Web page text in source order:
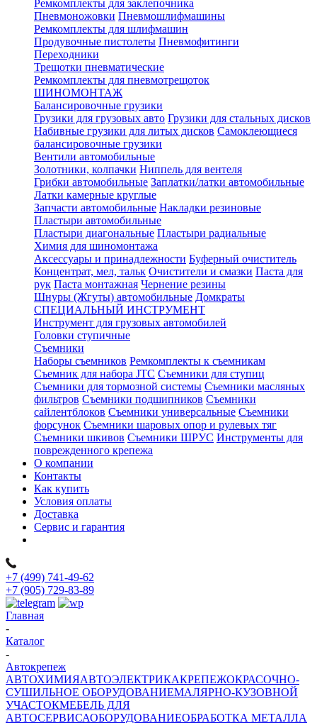
Ремкомплекты для заклепочника
Пневмоножовки Пневмошлифмашины
Ремкомплекты для шлифмашин
Продувочные пистолеты Пневмофитинги
Переходники
Трещотки пневматические
Ремкомплекты для пневмотрещоток
ШИНОМОНТАЖ
Балансировочные грузики
Грузики для грузовых авто Грузики для стальных дисков
Набивные грузики для литых дисков Самоклеющиеся
балансировочные грузики
Вентили автомобильные
Золотники, колпачки Ниппель для вентеля
Грибки автомобильные Заплатки/латки автомобильные
Латки камерные круглые
Запчасти автомобильные Накладки резиновые
Пластыри автомобильные
Пластыри диагональные Пластыри радиальные
Химия для шиномонтажа
Аксессуары и принадлежности Буферный очиститель
Концентрат, мел, тальк Очистители и смазки Паста для
рук Паста монтажная Чернение резины
Шнуры (Жгуты) автомобильные Домкраты
СПЕЦИАЛЬНЫЙ ИНСТРУМЕНТ
Инструмент для грузовых автомобилей
Головки ступичные
Съемники
Наборы съемников Ремкомплекты к съемникам
Съемник для набора JTC Съемники для ступиц
Съемники для тормозной системы Съемники масляных
фильтров Съемники подшипников Съемники
сайлентблоков Съемники универсальные Съемники
форсунок Съемники шаровых опор и рулевых тяг
Съемники шкивов Съемники ШРУС Инструменты для
поврежденного крепежа
О компании
Контакты
Как купить
Условия оплаты
Доставка
Сервис и гарантия
+7 (499) 741-49-62
+7 (905) 729-83-89
Главная
-
Каталог
-
Автокрепеж
АВТОХИМИЯАВТОЭЛЕКТРИКАКРЕПЕЖОКРАСОЧНО-
СУШИЛЬНОЕ ОБОРУДОВАНИЕМАЛЯРНО-КУЗОВНОЙ
УЧАСТОКМЕБЕЛЬ ДЛЯ
АВТОСЕРВИСАОБОРУДОВАНИЕОБРАБОТКА МЕТАЛЛА